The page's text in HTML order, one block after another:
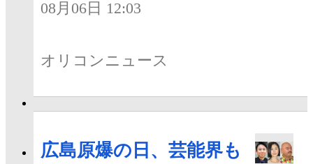
08月06日 12:03
オリコンニュース
広島原爆の日、芸能界も